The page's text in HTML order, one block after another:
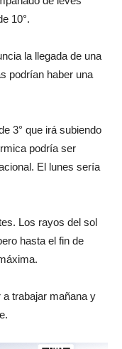
10°.
la llegada de una
podrían haber una
3° que irá subiendo
podría ser
El lunes sería
Los rayos del sol
hasta el fin de
trabajar mañana y